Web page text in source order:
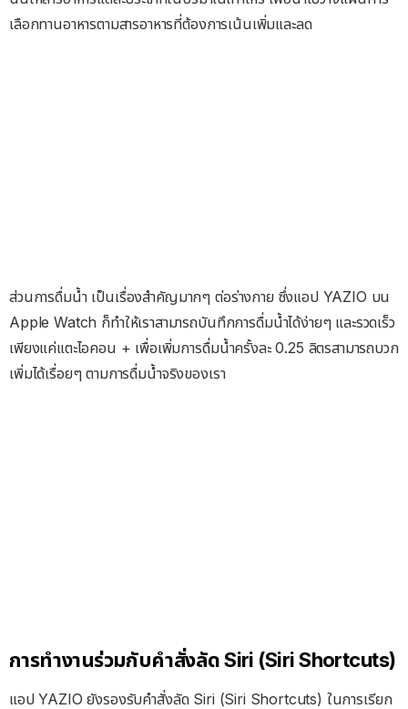
เลือกทานอาหารตามสารอาหารที่ต้องการเน้นเพิ่มและลด
ส่วนการดื่มน้ำ เป็นเรื่องสำคัญมากๆ ต่อร่างกาย ซึ่งแอป YAZIO บน
Apple Watch ก็ทำให้เราสามารถบันทึกการดื่มน้ำได้ง่ายๆ และรวดเร็ว
เพียงแค่แตะไอคอน + เพื่อเพิ่มการดื่มน้ำครั้งละ 0.25 ลิตรสามารถบวก
เพิ่มได้เรื่อยๆ ตามการดื่มน้ำจริงของเรา
การทำงานร่วมกับคำสั่งลัด Siri (Siri Shortcuts)
แอป YAZIO ยังรองรับคำสั่งลัด Siri (Siri Shortcuts) ในการเรียก